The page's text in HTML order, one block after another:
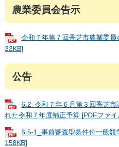
農業委員会告示
令和７年第７回香芝市農業委
33KB]
公告
6.2_令和７年６月第３回香芝
れた令和７年度補正予算 [PDFファイ
6.5-1_事前審査型条件付一般競
158KB]